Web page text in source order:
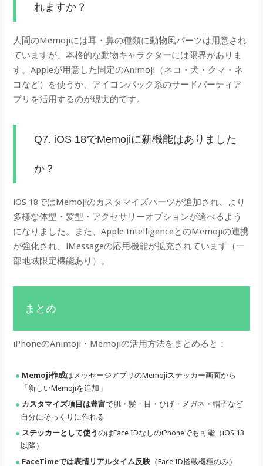
れますか？
人間のMemojiには耳・鼻の種類に動物風パーツは用意され
ていますが、本格的な動物キャラクターには限界がありま
す。Appleが用意した固定のAnimoji（ネコ・犬・クマ・ネ
コなど）を使うか、アイコンパック系のサードパーティア
プリを活用するのが現実的です。
Q7. iOS 18でMemojiに新機能はありました
か？
iOS 18ではMemojiのカスタマイズパーツが追加され、より
多様な体型・髪型・アクセサリーオプションが選べるよう
になりました。また、Apple IntelligenceとのMemojiの連携
が強化され、iMessageの応用機能が拡充されています（一
部地域限定機能あり）。
まとめ
iPhoneのAnimoji・Memojiの活用方法をまとめると：
Memoji作成はメッセージアプリのMemojiステッカー画面から
「新しいMemojiを追加」
カスタマイズ項目は豊富で肌・髪・目・ひげ・メガネ・帽子など
自分にそっくりに作れる
ステッカーとして使うのはFace IDなしのiPhoneでも可能（iOS 13
以降）
FaceTimeでは表情リアルタイム反映 （Face ID搭載機種のみ）